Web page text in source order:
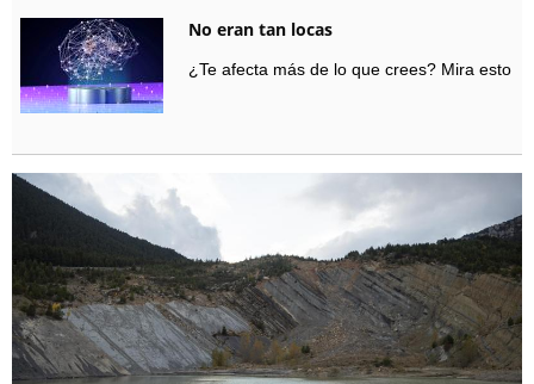
No eran tan locas
¿Te afecta más de lo que crees? Mira esto